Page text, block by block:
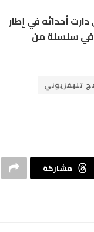
دارت أحداثه في إطار
في سلسلة من
تليفزيوني
مشاركة